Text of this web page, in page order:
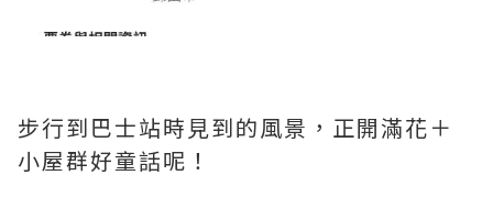
步行到巴士站時見到的風景，正開滿花＋
小屋群好童話呢！